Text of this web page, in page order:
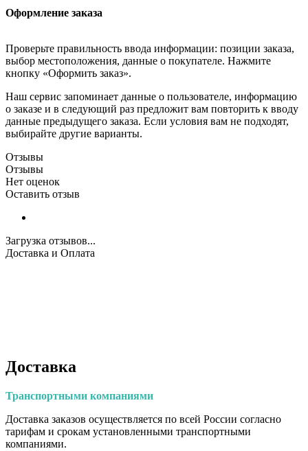
Оформление заказа
Проверьте правильность ввода информации: позиции заказа,
выбор местоположения, данные о покупателе. Нажмите
кнопку «Оформить заказ».
Наш сервис запоминает данные о пользователе, информацию
о заказе и в следующий раз предложит вам повторить к вводу
данные предыдущего заказа. Если условия вам не подходят,
выбирайте другие варианты.
Отзывы
Отзывы
Нет оценок
Оставить отзыв
Загрузка отзывов...
Доставка и Оплата
Доставка
Транспортными компаниями
Доставка заказов осуществляется по всей России согласно
тарифам и срокам установленными транспортными
компаниями.